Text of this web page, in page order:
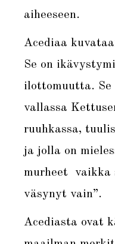
aiheeseen.
Acediaa
Se on
ilottomuutta.
vallassa
ruuhkassa,
ja jolla on
murheet vaikka
väsynyt vain”.
Acediasta ovat